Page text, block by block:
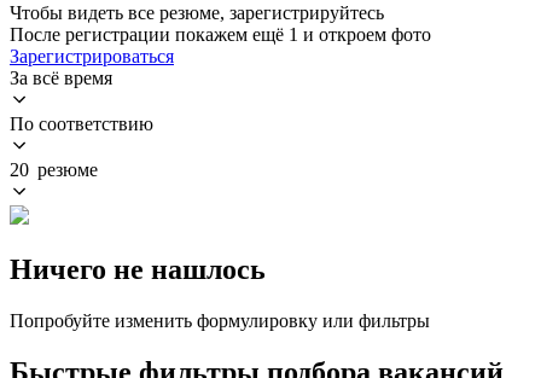
Чтобы видеть все резюме, зарегистрируйтесь
После регистрации покажем ещё 1 и откроем фото
Зарегистрироваться
За всё время
По соответствию
20 резюме
Ничего не нашлось
Попробуйте изменить формулировку или фильтры
Быстрые фильтры подбора вакансий